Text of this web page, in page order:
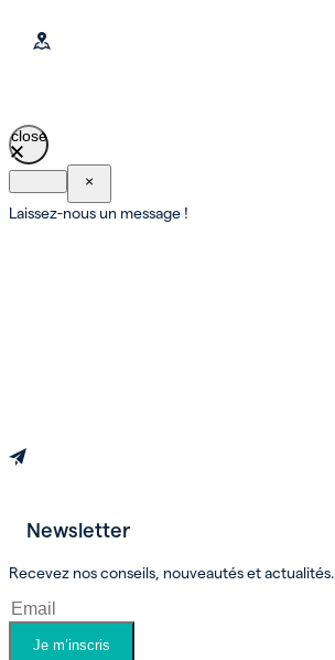
close
×
Laissez-nous un message !
Newsletter
Recevez nos conseils, nouveautés et actualités.
Je m’inscris